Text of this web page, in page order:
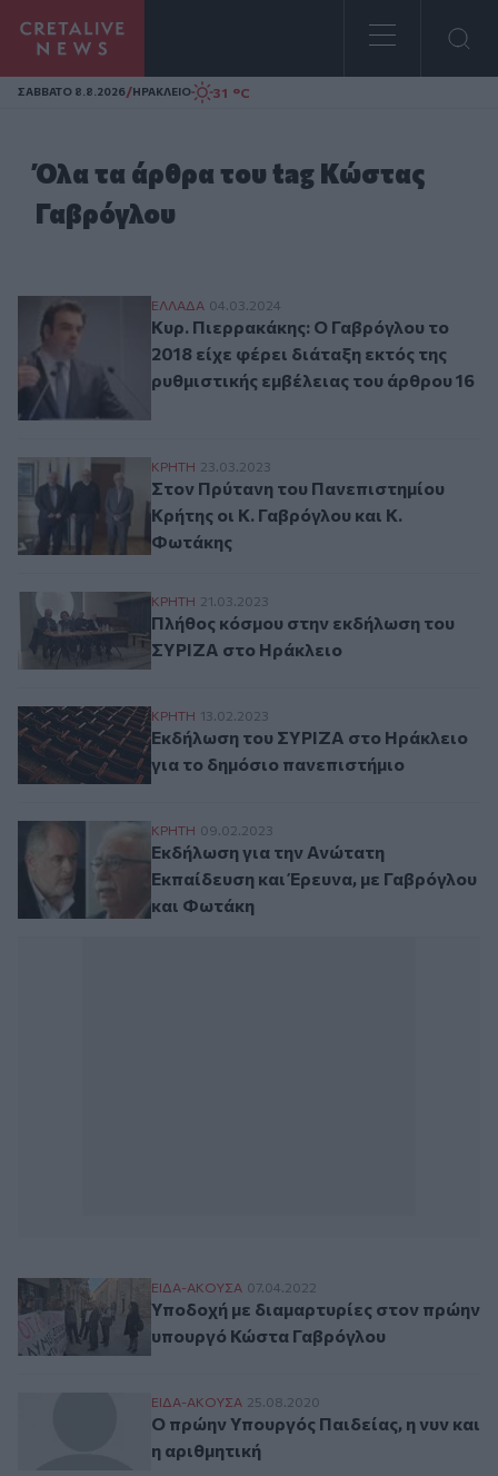
Homepage
ΣAΒΒΑΤΟ 8.8.2026/ΗΡΑΚΛΕΙΟ 31 °C
Όλα τα άρθρα του tag Κώστας
Γαβρόγλου
Κυρ. Πιερρακάκης: Ο Γαβρόγλου το 2018
ΕΛΛAΔΑ 04.03.2024
Κυρ. Πιερρακάκης: Ο Γαβρόγλου το
2018 είχε φέρει διάταξη εκτός της
ρυθμιστικής εμβέλειας του άρθρου 16
Στον Πρύτανη του Πανεπιστημίου
ΚΡΗΤΗ 23.03.2023
Στον Πρύτανη του Πανεπιστημίου
Κρήτης οι Κ. Γαβρόγλου και Κ.
Φωτάκης
Πλήθος κόσμου στην εκδήλωση του
ΚΡΗΤΗ 21.03.2023
Πλήθος κόσμου στην εκδήλωση του
ΣΥΡΙΖΑ στο Ηράκλειο
Εκδήλωση του ΣΥΡΙΖΑ στο Ηράκλειο για
ΚΡΗΤΗ 13.02.2023
Εκδήλωση του ΣΥΡΙΖΑ στο Ηράκλειο
για το δημόσιο πανεπιστήμιο
Εκδήλωση για την Ανώτατη Εκπαίδευση
ΚΡΗΤΗ 09.02.2023
Εκδήλωση για την Ανώτατη
Εκπαίδευση και Έρευνα, με Γαβρόγλου
και Φωτάκη
Υποδοχή με διαμαρτυρίες στον πρώην
ΕΙΔΑ-ΑΚΟΥΣΑ 07.04.2022
Υποδοχή με διαμαρτυρίες στον πρώην
υπουργό Κώστα Γαβρόγλου
Ο πρώην Υπουργός Παιδείας, η νυν και η
ΕΙΔΑ-ΑΚΟΥΣΑ 25.08.2020
Ο πρώην Υπουργός Παιδείας, η νυν και
η αριθμητική